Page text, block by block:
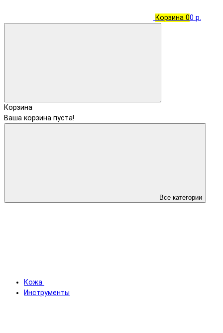
Корзина 00 р.
Корзина
Ваша корзина пуста!
Все категории
Кожа
Инструменты